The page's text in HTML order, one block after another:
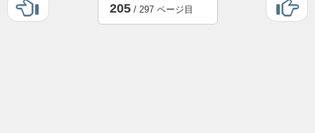
205/ 297 ページ目